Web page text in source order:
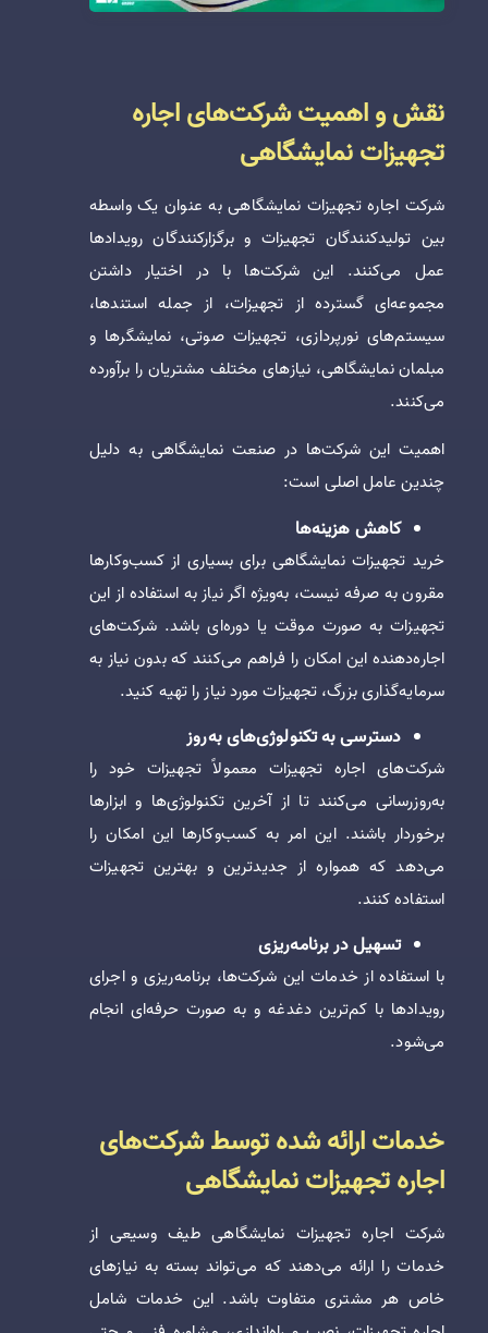
نقش و اهمیت شرکت‌های اجاره
تجهیزات نمایشگاهی
شرکت اجاره تجهیزات نمایشگاهی به عنوان یک واسطه
بین تولیدکنندگان تجهیزات و برگزارکنندگان رویدادها
عمل می‌کنند. این شرکت‌ها با در اختیار داشتن
مجموعه‌ای گسترده از تجهیزات، از جمله استندها،
سیستم‌های نورپردازی، تجهیزات صوتی، نمایشگرها و
مبلمان نمایشگاهی، نیازهای مختلف مشتریان را برآورده
می‌کنند.
اهمیت این شرکت‌ها در صنعت نمایشگاهی به دلیل
چندین عامل اصلی است:
کاهش هزینه‌ها
خرید تجهیزات نمایشگاهی برای بسیاری از کسب‌وکارها
مقرون به صرفه نیست، به‌ویژه اگر نیاز به استفاده از این
تجهیزات به صورت موقت یا دوره‌ای باشد. شرکت‌های
اجاره‌دهنده این امکان را فراهم می‌کنند که بدون نیاز به
سرمایه‌گذاری بزرگ، تجهیزات مورد نیاز را تهیه کنید.
دسترسی به تکنولوژی‌های به‌روز
شرکت‌های اجاره تجهیزات معمولاً تجهیزات خود را
به‌روزرسانی می‌کنند تا از آخرین تکنولوژی‌ها و ابزارها
برخوردار باشند. این امر به کسب‌وکارها این امکان را
می‌دهد که همواره از جدیدترین و بهترین تجهیزات
استفاده کنند.
تسهیل در برنامه‌ریزی
با استفاده از خدمات این شرکت‌ها، برنامه‌ریزی و اجرای
رویدادها با کم‌ترین دغدغه و به صورت حرفه‌ای انجام
می‌شود.
خدمات ارائه شده توسط شرکت‌های
اجاره تجهیزات نمایشگاهی
شرکت اجاره تجهیزات نمایشگاهی طیف وسیعی از
خدمات را ارائه می‌دهند که می‌تواند بسته به نیازهای
خاص هر مشتری متفاوت باشد. این خدمات شامل